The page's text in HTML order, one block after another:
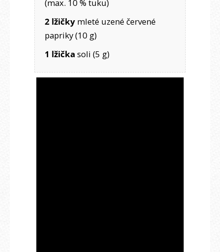
(max. 10 % tuku)
2 lžičky mleté uzené červené
papriky (10 g)
1 lžička soli (5 g)